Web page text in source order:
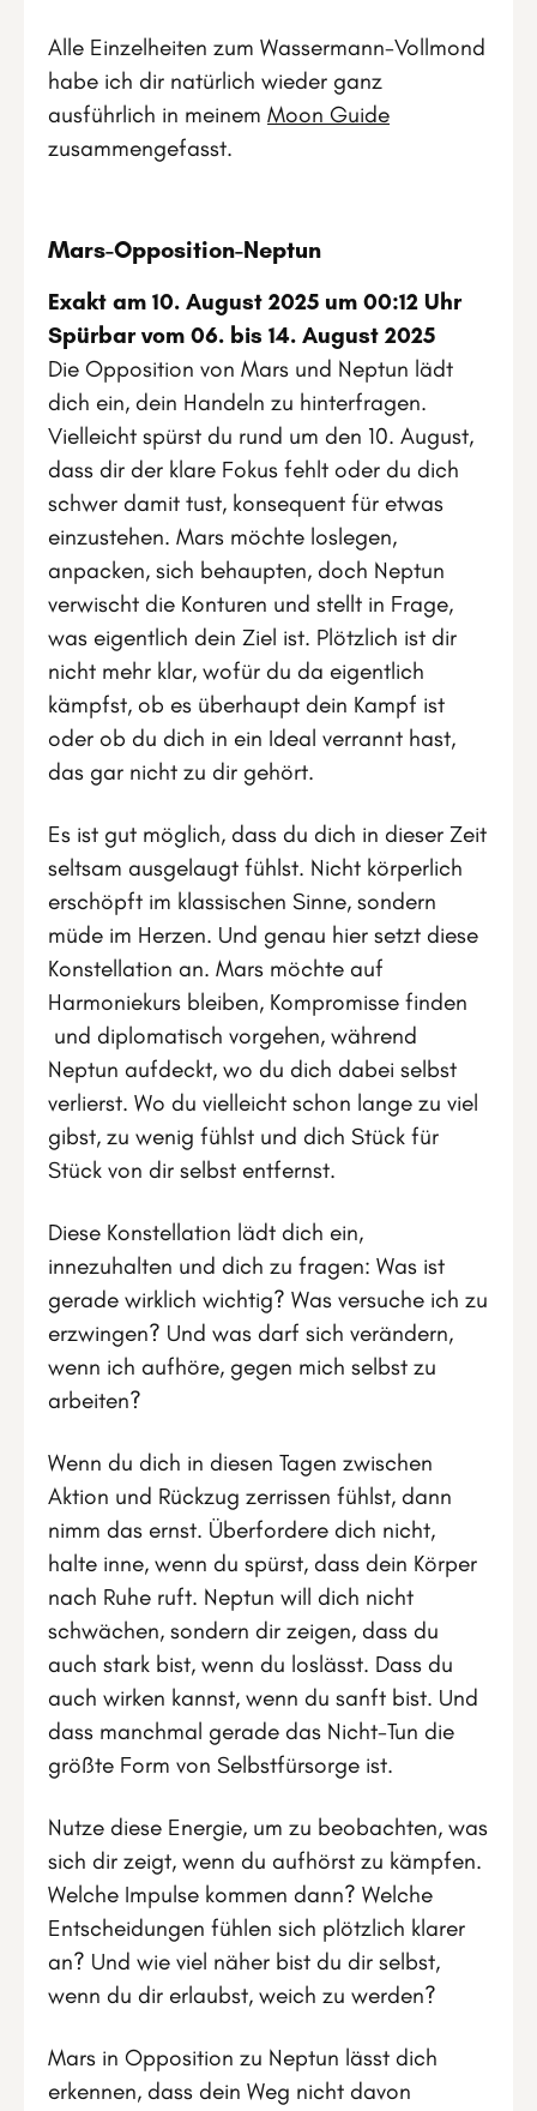
Alle Einzelheiten zum Wassermann-Vollmond
habe ich dir natürlich wieder ganz
ausführlich in meinem Moon Guide
zusammengefasst.
Mars-Opposition-Neptun
Exakt am 10. August 2025 um 00:12 Uhr
Spürbar vom 06. bis 14. August 2025
Die Opposition von Mars und Neptun lädt
dich ein, dein Handeln zu hinterfragen.
Vielleicht spürst du rund um den 10. August,
dass dir der klare Fokus fehlt oder du dich
schwer damit tust, konsequent für etwas
einzustehen. Mars möchte loslegen,
anpacken, sich behaupten, doch Neptun
verwischt die Konturen und stellt in Frage,
was eigentlich dein Ziel ist. Plötzlich ist dir
nicht mehr klar, wofür du da eigentlich
kämpfst, ob es überhaupt dein Kampf ist
oder ob du dich in ein Ideal verrannt hast,
das gar nicht zu dir gehört.
Es ist gut möglich, dass du dich in dieser Zeit
seltsam ausgelaugt fühlst. Nicht körperlich
erschöpft im klassischen Sinne, sondern
müde im Herzen. Und genau hier setzt diese
Konstellation an. Mars möchte auf
Harmoniekurs bleiben, Kompromisse finden
und diplomatisch vorgehen, während
Neptun aufdeckt, wo du dich dabei selbst
verlierst. Wo du vielleicht schon lange zu viel
gibst, zu wenig fühlst und dich Stück für
Stück von dir selbst entfernst.
Diese Konstellation lädt dich ein,
innezuhalten und dich zu fragen: Was ist
gerade wirklich wichtig? Was versuche ich zu
erzwingen? Und was darf sich verändern,
wenn ich aufhöre, gegen mich selbst zu
arbeiten?
Wenn du dich in diesen Tagen zwischen
Aktion und Rückzug zerrissen fühlst, dann
nimm das ernst. Überfordere dich nicht,
halte inne, wenn du spürst, dass dein Körper
nach Ruhe ruft. Neptun will dich nicht
schwächen, sondern dir zeigen, dass du
auch stark bist, wenn du loslässt. Dass du
auch wirken kannst, wenn du sanft bist. Und
dass manchmal gerade das Nicht-Tun die
größte Form von Selbstfürsorge ist.
Nutze diese Energie, um zu beobachten, was
sich dir zeigt, wenn du aufhörst zu kämpfen.
Welche Impulse kommen dann? Welche
Entscheidungen fühlen sich plötzlich klarer
an? Und wie viel näher bist du dir selbst,
wenn du dir erlaubst, weich zu werden?
Mars in Opposition zu Neptun lässt dich
erkennen, dass dein Weg nicht davon